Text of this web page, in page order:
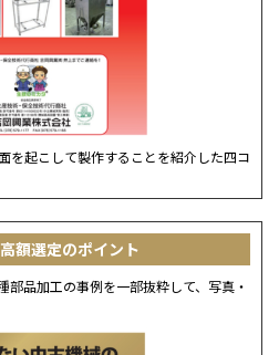
を起こして製作することを紹介した四コ
額選定のポイント
部品加工の事例を一部抜粋して、写真・